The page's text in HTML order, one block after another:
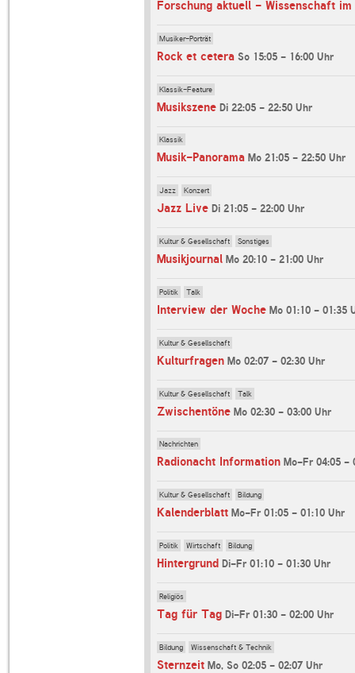
Forschung aktuell - Wissenschaft im
Musiker-Porträt
Rock et cetera So 15:05 - 16:00 Uhr
Klassik-Feature
Musikszene Di 22:05 - 22:50 Uhr
Klassik
Musik-Panorama Mo 21:05 - 22:50 Uhr
Jazz Konzert
Jazz Live Di 21:05 - 22:00 Uhr
Kultur & Gesellschaft Sonstiges
Musikjournal Mo 20:10 - 21:00 Uhr
Politik Talk
Interview der Woche Mo 01:10 - 01:35
Kultur & Gesellschaft
Kulturfragen Mo 02:07 - 02:30 Uhr
Kultur & Gesellschaft Talk
Zwischentöne Mo 02:30 - 03:00 Uhr
Nachrichten
Radionacht Information Mo-Fr 04:05 -
Kultur & Gesellschaft Bildung
Kalenderblatt Mo-Fr 01:05 - 01:10 Uhr
Politik Wirtschaft Bildung
Hintergrund Di-Fr 01:10 - 01:30 Uhr
Religiös
Tag für Tag Di-Fr 01:30 - 02:00 Uhr
Bildung Wissenschaft & Technik
Sternzeit Mo, So 02:05 - 02:07 Uhr